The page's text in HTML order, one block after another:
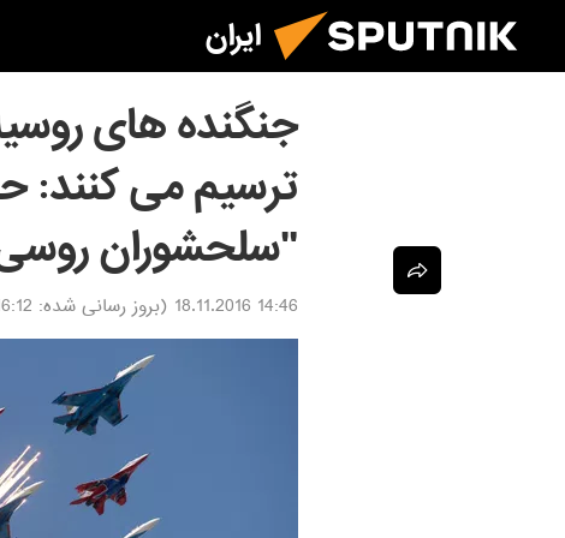
ایران
جنگنده های
ترسیم می کنند:
"سلحشوران
14:46 18.11.2016 (بروز رسانی شده: 08.02.2022